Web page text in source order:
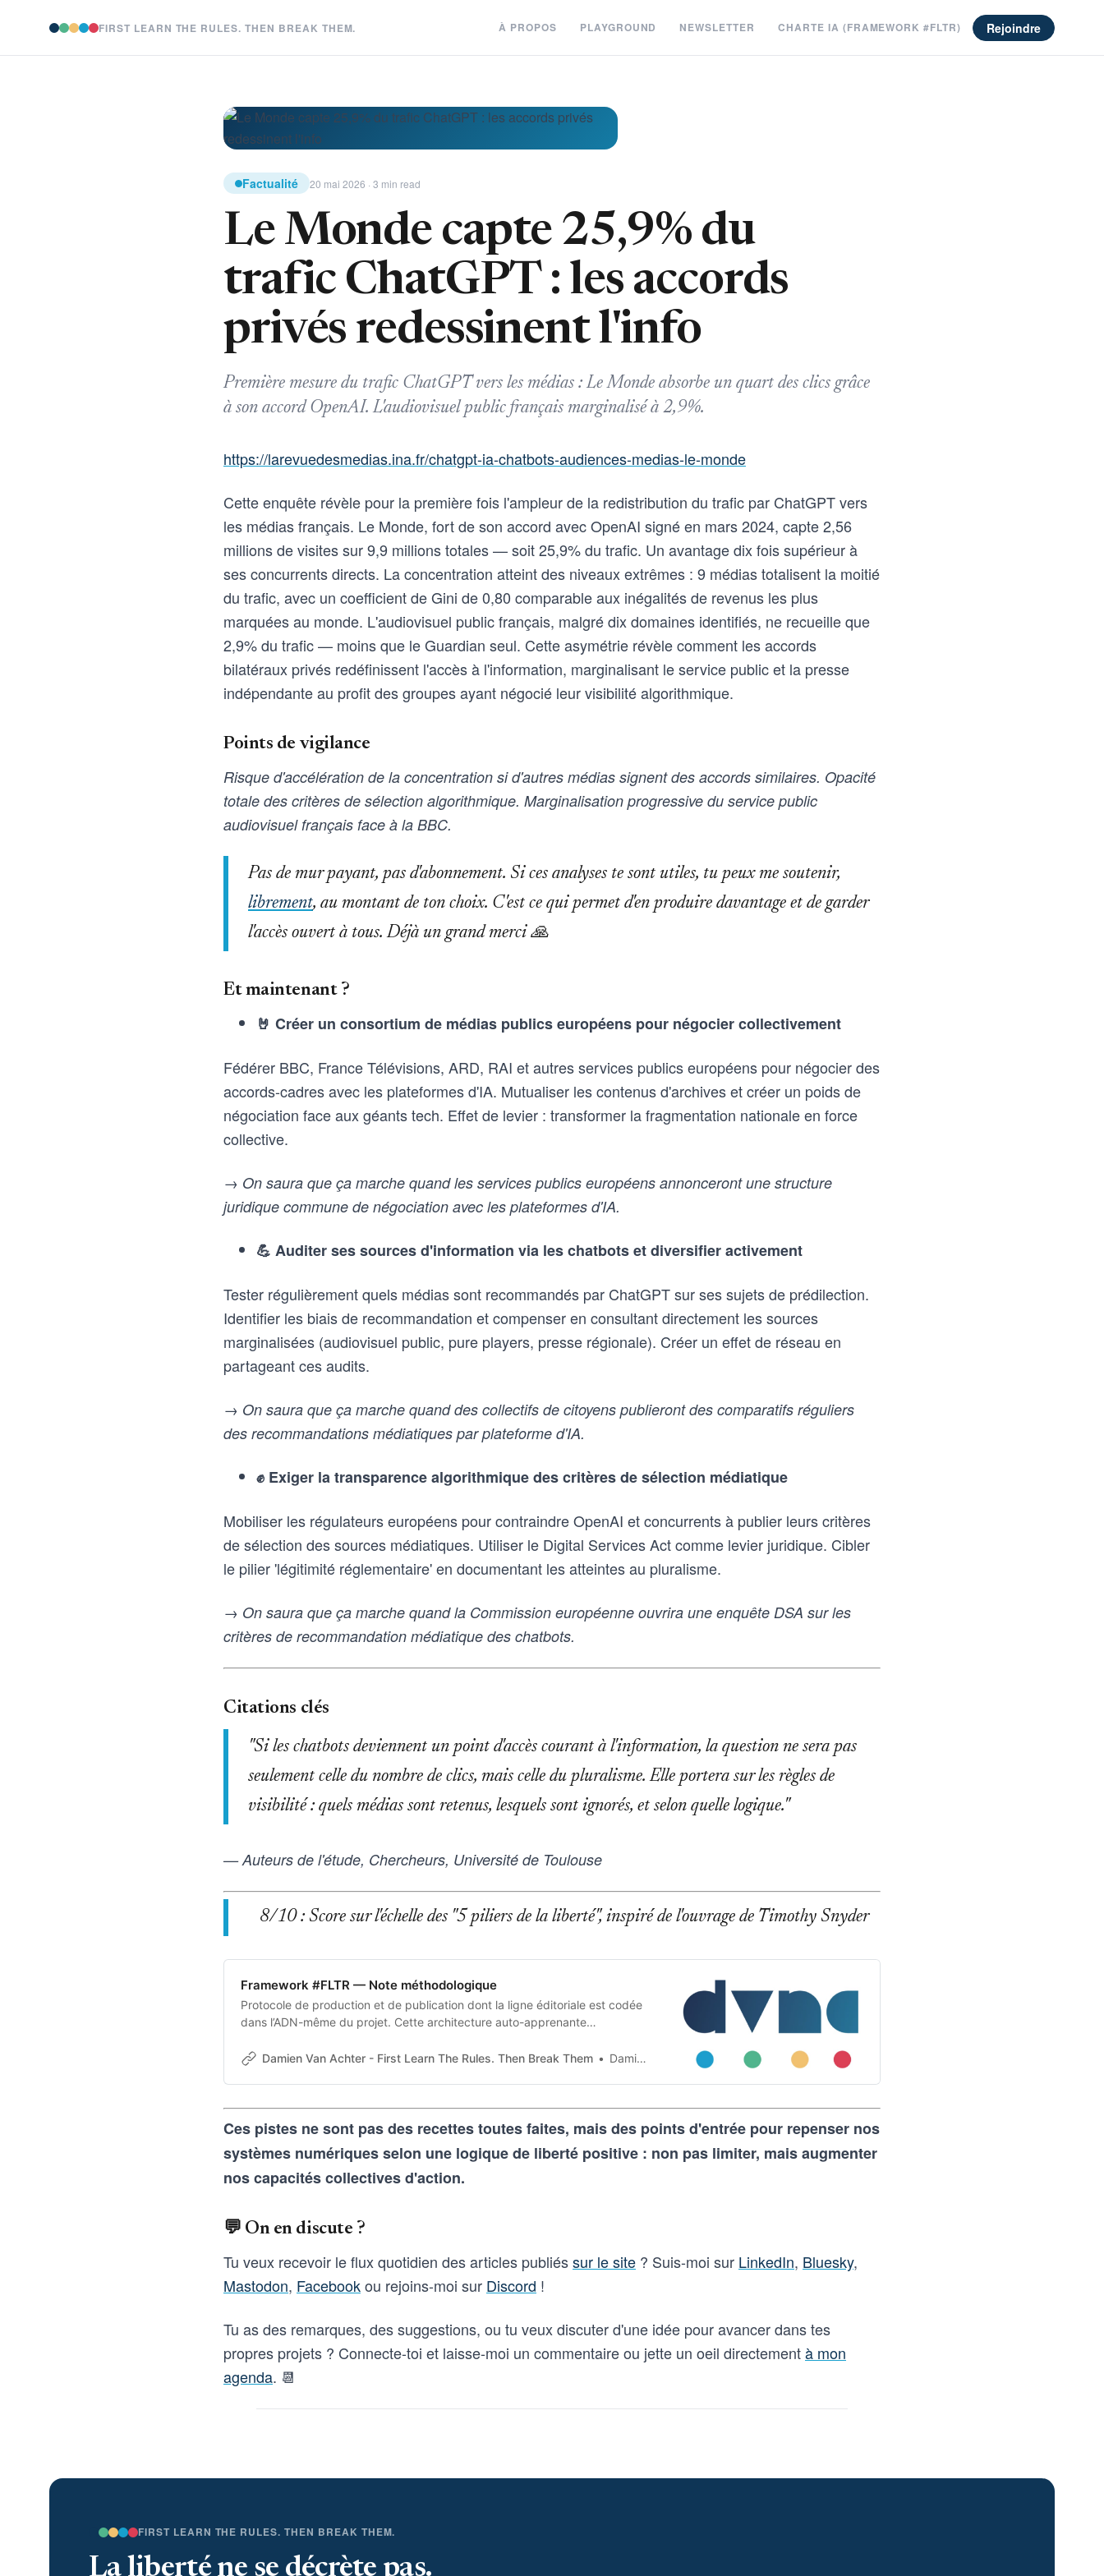
FIRST LEARN THE RULES. THEN BREAK THEM. À PROPOS PLAYGROUND NEWSLETTER CHARTE IA (FRAMEWORK #FLTR) Rejoindre
Factualité 20 mai 2026 · 3 min read
Le Monde capte 25,9% du
trafic ChatGPT : les accords
privés redessinent l'info
Première mesure du trafic ChatGPT vers les médias : Le Monde absorbe un quart des clics grâce
à son accord OpenAI. L'audiovisuel public français marginalisé à 2,9%.
https://larevuedesmedias.ina.fr/chatgpt-ia-chatbots-audiences-medias-le-monde
Cette enquête révèle pour la première fois l'ampleur de la redistribution du trafic par ChatGPT vers
les médias français. Le Monde, fort de son accord avec OpenAI signé en mars 2024, capte 2,56
millions de visites sur 9,9 millions totales — soit 25,9% du trafic. Un avantage dix fois supérieur à
ses concurrents directs. La concentration atteint des niveaux extrêmes : 9 médias totalisent la moitié
du trafic, avec un coefficient de Gini de 0,80 comparable aux inégalités de revenus les plus
marquées au monde. L'audiovisuel public français, malgré dix domaines identifiés, ne recueille que
2,9% du trafic — moins que le Guardian seul. Cette asymétrie révèle comment les accords
bilatéraux privés redéfinissent l'accès à l'information, marginalisant le service public et la presse
indépendante au profit des groupes ayant négocié leur visibilité algorithmique.
Points de vigilance
Risque d'accélération de la concentration si d'autres médias signent des accords similaires. Opacité
totale des critères de sélection algorithmique. Marginalisation progressive du service public
audiovisuel français face à la BBC.
Pas de mur payant, pas d'abonnement. Si ces analyses te sont utiles, tu peux me soutenir,
librement, au montant de ton choix. C'est ce qui permet d'en produire davantage et de garder
l'accès ouvert à tous. Déjà un grand merci 🙏
Et maintenant ?
🤘 Créer un consortium de médias publics européens pour négocier collectivement
Fédérer BBC, France Télévisions, ARD, RAI et autres services publics européens pour négocier des
accords-cadres avec les plateformes d'IA. Mutualiser les contenus d'archives et créer un poids de
négociation face aux géants tech. Effet de levier : transformer la fragmentation nationale en force
collective.
→ On saura que ça marche quand les services publics européens annonceront une structure
juridique commune de négociation avec les plateformes d'IA.
💪 Auditer ses sources d'information via les chatbots et diversifier activement
Tester régulièrement quels médias sont recommandés par ChatGPT sur ses sujets de prédilection.
Identifier les biais de recommandation et compenser en consultant directement les sources
marginalisées (audiovisuel public, pure players, presse régionale). Créer un effet de réseau en
partageant ces audits.
→ On saura que ça marche quand des collectifs de citoyens publieront des comparatifs réguliers
des recommandations médiatiques par plateforme d'IA.
✊ Exiger la transparence algorithmique des critères de sélection médiatique
Mobiliser les régulateurs européens pour contraindre OpenAI et concurrents à publier leurs critères
de sélection des sources médiatiques. Utiliser le Digital Services Act comme levier juridique. Cibler
le pilier 'légitimité réglementaire' en documentant les atteintes au pluralisme.
→ On saura que ça marche quand la Commission européenne ouvrira une enquête DSA sur les
critères de recommandation médiatique des chatbots.
Citations clés
"Si les chatbots deviennent un point d'accès courant à l'information, la question ne sera pas
seulement celle du nombre de clics, mais celle du pluralisme. Elle portera sur les règles de
visibilité : quels médias sont retenus, lesquels sont ignorés, et selon quelle logique."
— Auteurs de l'étude, Chercheurs, Université de Toulouse
8/10 : Score sur l'échelle des "5 piliers de la liberté", inspiré de l'ouvrage de Timothy Snyder
Framework #FLTR — Note méthodologique
Protocole de production et de publication dont la ligne éditoriale est codée
dans l’ADN-même du projet. Cette architecture auto-apprenante
aux outils d’intelligence artificielle qu’aux humains qui les entrainent, et
Damien Van Achter - First Learn The Rules. Then Break Them Damien Van Achter
Ces pistes ne sont pas des recettes toutes faites, mais des points d'entrée pour repenser nos
systèmes numériques selon une logique de liberté positive : non pas limiter, mais augmenter
nos capacités collectives d'action.
💬 On en discute ?
Tu veux recevoir le flux quotidien des articles publiéssur le site ? Suis-moi sur LinkedIn, Bluesky,
Mastodon, Facebookou rejoins-moi sur Discord !
Tu as des remarques, des suggestions, ou tu veux discuter d'une idée pour avancer dans tes
propres projets ? Connecte-toi et laisse-moi un commentaire ou jette un oeil directementà mon
agenda. 📆
FIRST LEARN THE RULES. THEN BREAK THEM.
La liberté ne se décrète pas.